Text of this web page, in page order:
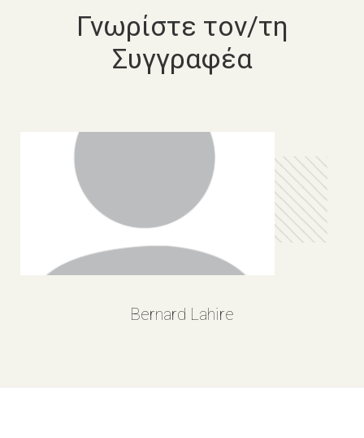
Γνωρίστε τον/τη
Συγγραφέα
Bernard Lahire